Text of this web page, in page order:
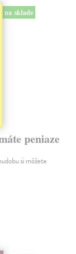
na sklade
peniaze
si môžete